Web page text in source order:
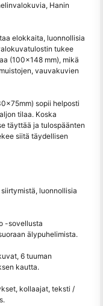
Hanin
elokkaita, luonnollisia
tukee
(100×148 mm), mikä
vauvakuvien
sopii helposti
tilaa. Koska
täyttää ja tulospäänten
siitä täydellisen
luonnollisia
-sovellusta
älypuhelimista.
6 tuuman
kautta.
kollaajat, teksti /